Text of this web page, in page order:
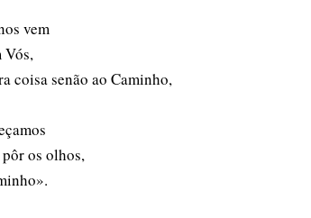
vem
Vós,
coisa senão ao Caminho,
os olhos,